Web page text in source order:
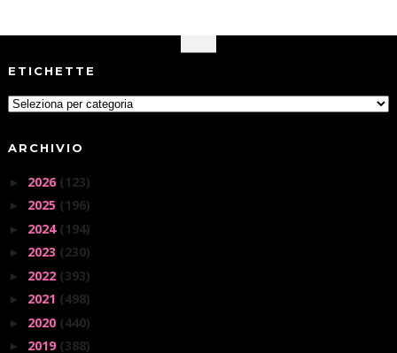
ETICHETTE
ARCHIVIO
► 2026 (123)
► 2025 (196)
► 2024 (194)
► 2023 (230)
► 2022 (393)
► 2021 (498)
► 2020 (440)
► 2019 (388)